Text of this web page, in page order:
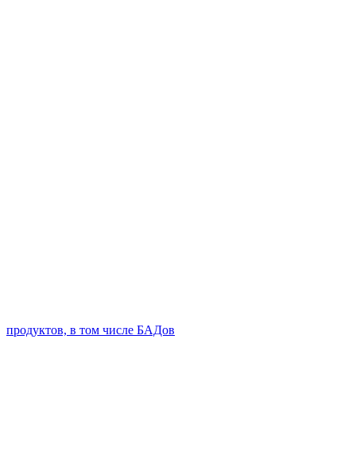
продуктов, в том числе БАДов